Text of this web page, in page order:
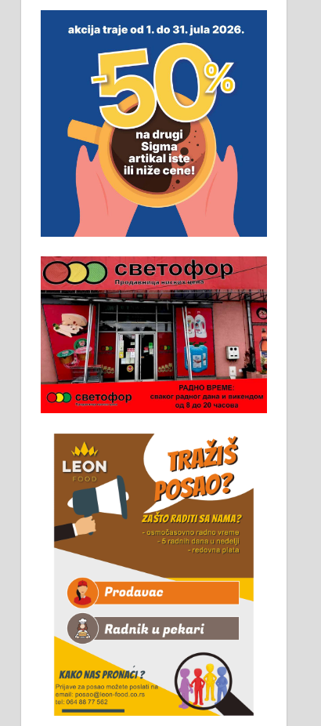
сличним пословима, али не и
неопходан услов. Обезбеђен
смештај, превоз, исхрана.
032/57-41-122 – локал 22
Пружам услуге завршних
радова у грађевини,
хидроизолације и молерских
радова. 061/25-28-058
Ало таксију потребан возач са Б
категоријом. 064/02-85-511
Потребна два радника за рад на
стоваришту „Липа промет” у
Алексинцу. За више
информација доћи лично на
стовариште у улици Максима
Горког 26 сваког радног дана од
8 до 15 часова. 063/465-045
Чистим све врсте димњака.
061/32-13-445